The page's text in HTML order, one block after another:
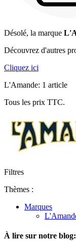
Désolé, la marque
Découvrez d'autres
Cliquez ici
L'Amande: 1 article
Tous les prix TTC.
Filtres
Thèmes :
Marques
À lire sur notre blog: